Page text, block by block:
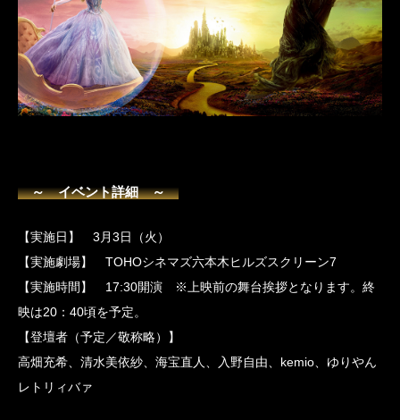
～ イベント詳細 ～
【実施日】 3月3日（火）
【実施劇場】 TOHOシネマズ六本木ヒルズスクリーン7
【実施時間】 17:30開演 ※上映前の舞台挨拶となります。終
映は20：40頃を予定。
【登壇者（予定／敬称略）】
高畑充希、清水美依紗、海宝直人、入野自由、kemio、ゆりやん
レトリィバァ